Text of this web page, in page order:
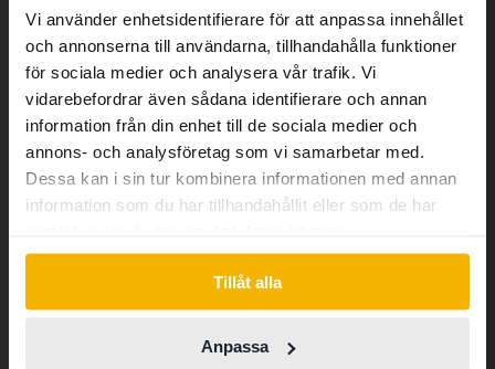
Vi använder enhetsidentifierare för att anpassa innehållet
och annonserna till användarna, tillhandahålla funktioner
för sociala medier och analysera vår trafik. Vi
vidarebefordrar även sådana identifierare och annan
information från din enhet till de sociala medier och
annons- och analysföretag som vi samarbetar med.
Dessa kan i sin tur kombinera informationen med annan
information som du har tillhandahållit eller som de har
Tillåt alla
Anpassa
Swedish. To better service our friends
abroad we have an English language
site (kvdcars.com) that contains all the
same vehicles and services.
Continue in Swedish
Switch to...